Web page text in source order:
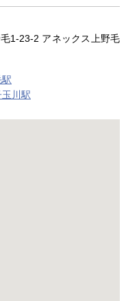
1-23-2 アネックス上野毛
川駅